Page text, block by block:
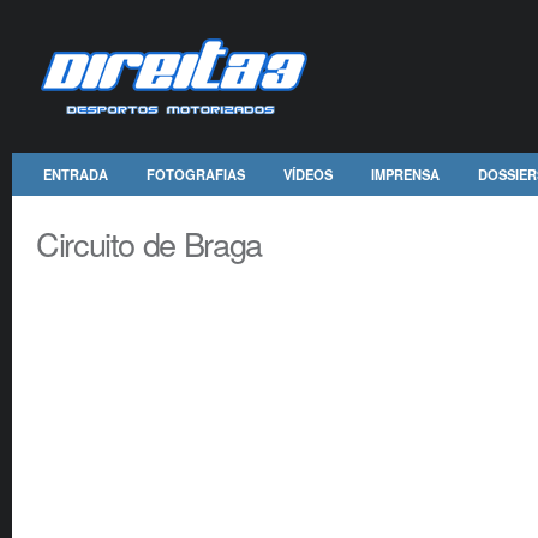
ENTRADA FOTOGRAFIAS VÍDEOS IMPRENSA
Circuito de Braga